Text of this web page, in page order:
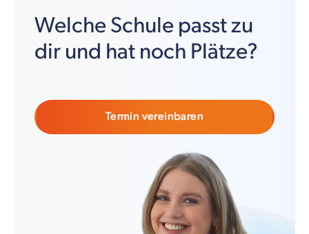
Welche Schule passt zu
dir und hat noch Plätze?
Termin vereinbaren